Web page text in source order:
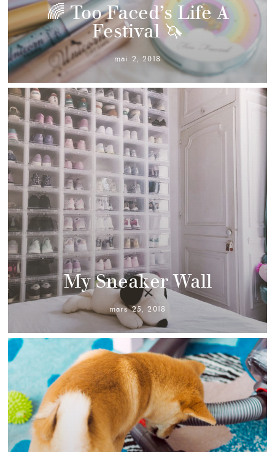
🌈 Too Faced’s Life A
Festival 🦄
mai 2, 2018
My Sneaker Wall
mars 25, 2018